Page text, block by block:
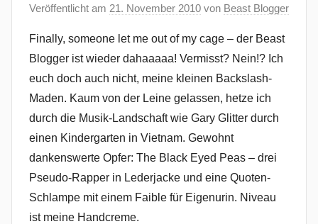
Veröffentlicht am 21. November 2010 von Beast Blogger
Finally, someone let me out of my cage – der Beast
Blogger ist wieder dahaaaaa! Vermisst? Nein!? Ich
euch doch auch nicht, meine kleinen Backslash-
Maden. Kaum von der Leine gelassen, hetze ich
durch die Musik-Landschaft wie Gary Glitter durch
einen Kindergarten in Vietnam. Gewohnt
dankenswerte Opfer: The Black Eyed Peas – drei
Pseudo-Rapper in Lederjacke und eine Quoten-
Schlampe mit einem Faible für Eigenurin. Niveau
ist meine Handcreme.